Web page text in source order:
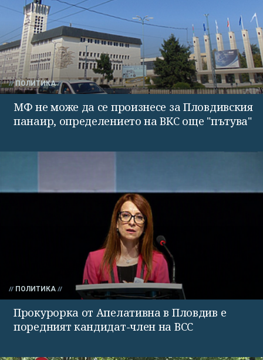
ПОЛИТИКА
МФ не може да се произнесе за Пловдивския
панаир, определението на ВКС още "пътува"
ПОЛИТИКА
Прокурорка от Апелативна в Пловдив е
поредният кандидат-член на ВСС